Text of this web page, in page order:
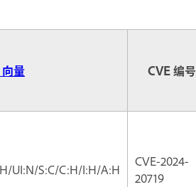
向量 CVE 编号
UI:N/S:C/C:H/I:H/A:H
CVE-2024-
20719